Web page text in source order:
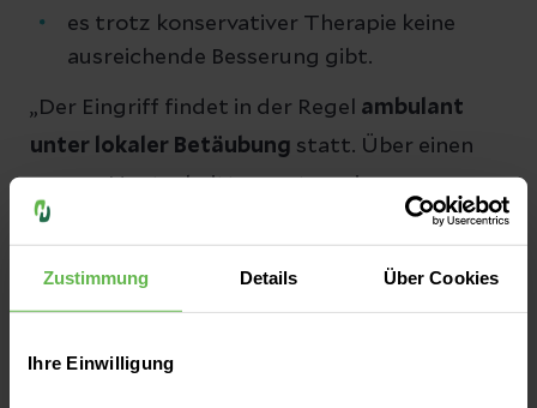
Zustimmung Details Über Cookies
Ihre Einwilligung
es trotz konservativer Therapie keine
ausreichende Besserung gibt.
„Der Eingriff findet in der Regel ambulant
unter lokaler Betäubung statt. Über einen
queren Hautschnitt von etwa einem
Zentimeter im Bereich der
entzündetes Sehnengleitgewebe direkt